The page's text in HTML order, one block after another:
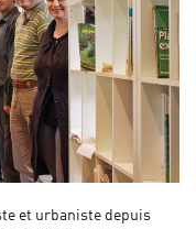
et urbaniste depuis